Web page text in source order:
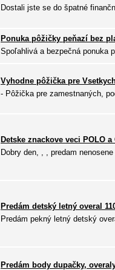
Dostali jste se do špatné
Ponuka pôžičky peňazí bez
Spoľahlivá a bezpečná ponuka
Vyhodne pôžička pre
- Pôžička pre zamestnaných,
Detske znackove veci POLO a
Dobry den, , , predam
Predám detský letný overal
Predám pekný letný detský
Predám body dupačky,